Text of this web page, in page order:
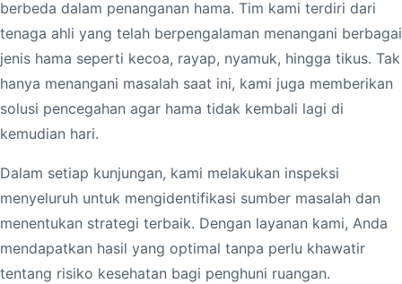
berbeda dalam penanganan hama. Tim kami terdiri dari
tenaga ahli yang telah berpengalaman menangani berbagai
jenis hama seperti kecoa, rayap, nyamuk, hingga tikus. Tak
hanya menangani masalah saat ini, kami juga memberikan
solusi pencegahan agar hama tidak kembali lagi di
kemudian hari.
Dalam setiap kunjungan, kami melakukan inspeksi
menyeluruh untuk mengidentifikasi sumber masalah dan
menentukan strategi terbaik. Dengan layanan kami, Anda
mendapatkan hasil yang optimal tanpa perlu khawatir
tentang risiko kesehatan bagi penghuni ruangan.